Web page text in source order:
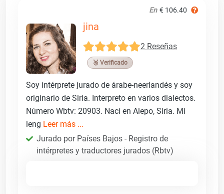
En € 106.40
jina
2 Reseñas
🥉 Verificado
Soy intérprete jurado de árabe-neerlandés y soy
originario de Siria. Interpreto en varios dialectos.
Número Wbtv: 20903. Nací en Alepo, Siria. Mi
leng Leer más ...
Jurado por Países Bajos - Registro de
intérpretes y traductores jurados (Rbtv)